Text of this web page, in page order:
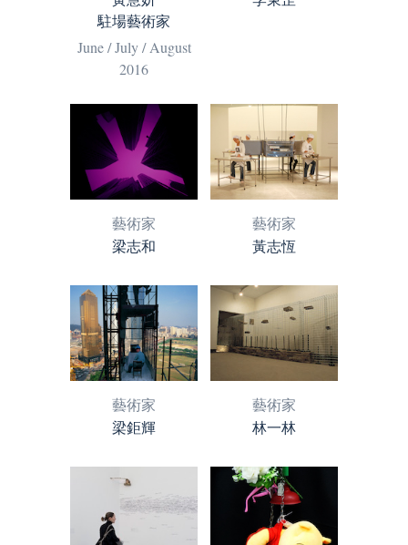
駐場藝術家
June / July / August
2016
藝術家
梁志和
藝術家
黃志恆
藝術家
梁鉅輝
藝術家
林一林